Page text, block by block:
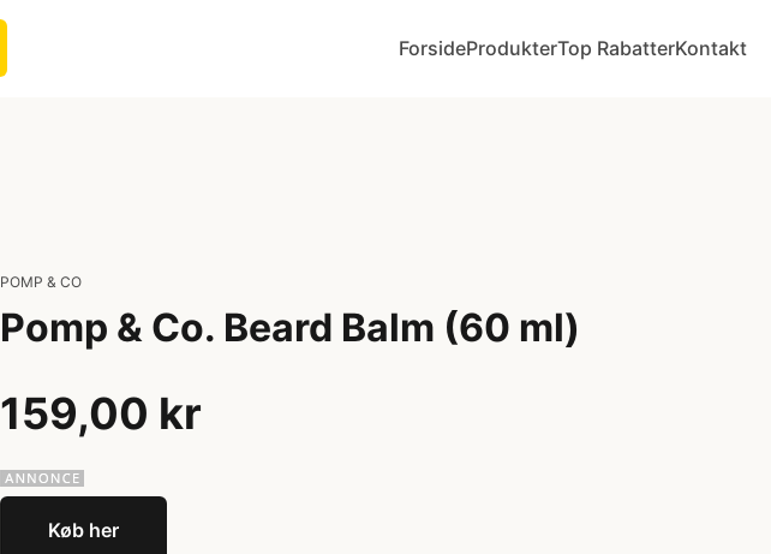
ForsideProdukterTop RabatterKontakt
POMP & CO
Pomp & Co. Beard Balm (60 ml)
159,00 kr
Køb her